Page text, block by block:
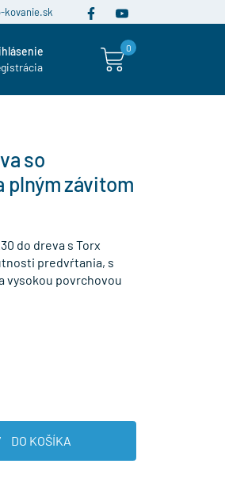
kovanie.sk
0
so
plným závitom
do dreva s Torx
predvŕtania, s
vysokou povrchovou
DO KOŠÍKA